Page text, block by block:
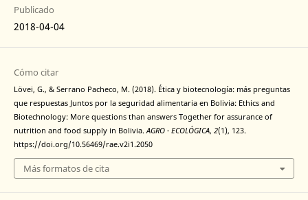
Publicado
2018-04-04
Cómo citar
Lövei, G., & Serrano Pacheco, M. (2018). Ética y biotecnología: más preguntas
que respuestas Juntos por la seguridad alimentaria en Bolivia: Ethics and
Biotechnology: More questions than answers Together for assurance of
nutrition and food supply in Bolivia. AGRO - ECOLÓGICA, 2(1), 123.
https://doi.org/10.56469/rae.v2i1.2050
Más formatos de cita